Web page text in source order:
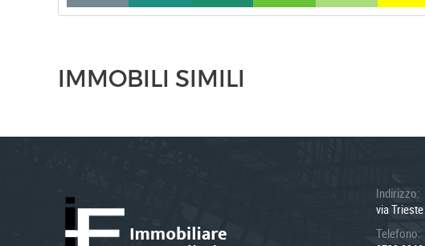
IMMOBILI SIMILI
Indirizzo:
via
Telefono: